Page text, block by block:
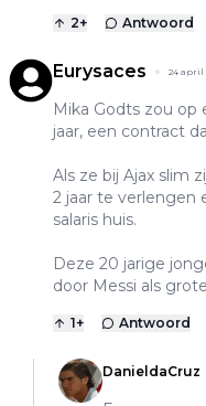
2+ Antwoord
Eurysaces 24 april
Mika Godts zou
jaar, een contract
Als ze bij Ajax slim
2 jaar te verlengen
salaris huis.
Deze 20 jarige
door Messi als
1+ Antwoord
DanieldaCruz